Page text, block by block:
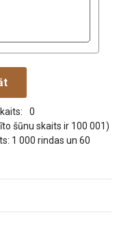
0
šūnu skaits ir 100 001)
1 000 rindas un 60